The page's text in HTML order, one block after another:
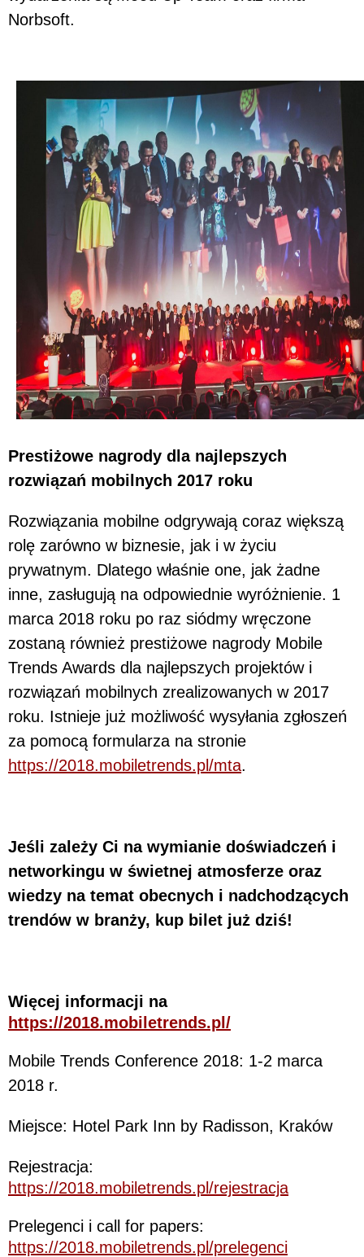
Norbsoft.
Prestiżowe nagrody dla najlepszych
rozwiązań mobilnych 2017 roku
Rozwiązania mobilne odgrywają coraz większą
rolę zarówno w biznesie, jak i w życiu
prywatnym. Dlatego właśnie one, jak żadne
inne, zasługują na odpowiednie wyróżnienie. 1
marca 2018 roku po raz siódmy wręczone
zostaną również prestiżowe nagrody Mobile
Trends Awards dla najlepszych projektów i
rozwiązań mobilnych zrealizowanych w 2017
roku. Istnieje już możliwość wysyłania zgłoszeń
za pomocą formularza na stronie
https://2018.mobiletrends.pl/mta.
Jeśli zależy Ci na wymianie doświadczeń i
networkingu w świetnej atmosferze oraz
wiedzy na temat obecnych i nadchodzących
trendów w branży, kup bilet już dziś!
Więcej informacji na
https://2018.mobiletrends.pl/
Mobile Trends Conference 2018: 1-2 marca
2018 r.
Miejsce: Hotel Park Inn by Radisson, Kraków
Rejestracja:
https://2018.mobiletrends.pl/rejestracja
Prelegenci i call for papers:
https://2018.mobiletrends.pl/prelegenci